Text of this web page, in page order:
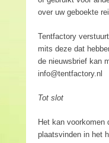
over uw geboekte
Tentfactory
mits deze dat
de nieuwsbrief kan
info@tentfactory.nl
Tot slot
Het kan voorkomen
plaatsvinden in het